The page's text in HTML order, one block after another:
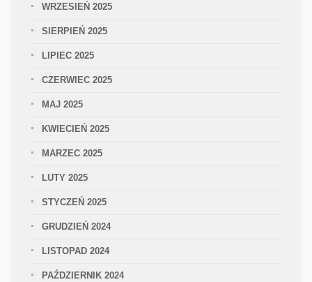
WRZESIEŃ 2025
SIERPIEŃ 2025
LIPIEC 2025
CZERWIEC 2025
MAJ 2025
KWIECIEŃ 2025
MARZEC 2025
LUTY 2025
STYCZEŃ 2025
GRUDZIEŃ 2024
LISTOPAD 2024
PAŹDZIERNIK 2024